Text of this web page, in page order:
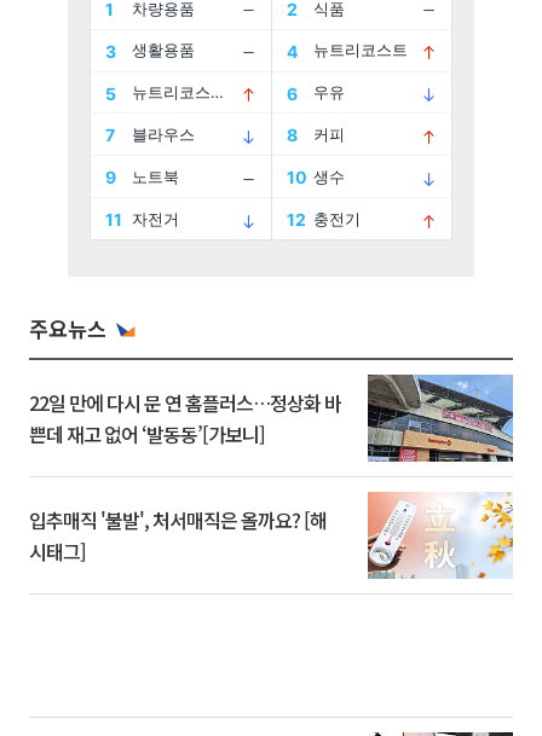
주요뉴스
22일 만에 다시 문 연 홈플러스…정상화 바
쁜데 재고 없어 ‘발동동’[가보니]
입추매직 '불발', 처서매직은 올까요? [해
시태그]